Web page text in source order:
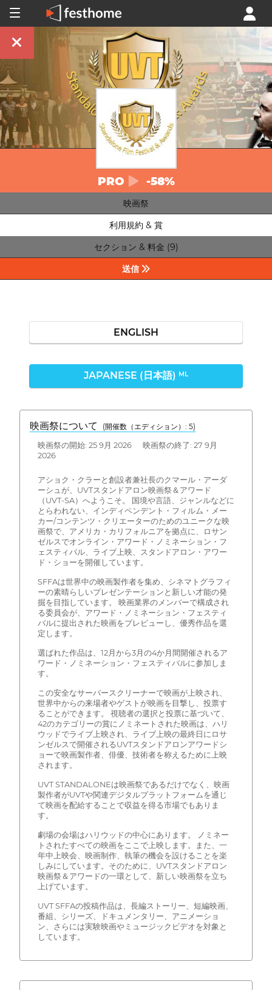
PRO -58%
映画祭
利用規約 & 賞
セクション & 料金 (9)
送信
ENGLISH
JAPANESE (日本語) ML
映画祭について (開催数（エディション）: 5)
映画祭の開始: 25 9月 2026 映画祭の終了: 27 9月
2026
アショク・クラーと創設者兼社長のクマール・アーダ
ーシュが、UVTスタンドアロン映画祭＆アワード
（UVT-SA）へようこそ。 国境や言語、ジャンルなどに
とらわれない、インディペンデント・フィルム・メー
カー/コンテンツ・クリエーターのためのユニークな映
画祭で、アメリカ・カリフォルニアを拠点に、ロサン
ゼルスでオンライン・アワード・ノミネーション・フ
ェスティバル、ライブ上映、スタンドアロン・アワー
ド・ショーを開催しています。
SFFAは世界中の映画製作者を集め、シネマトグラフィ
ーの素晴らしいプレゼンテーションと新しい才能の発
掘を目指しています。 映画業界のメンバーで構成され
る委員会が、アワード・ノミネーション・フェスティ
バルに提出された映画をプレビューし、優秀作品を選
定します。
選ばれた作品は、12月から3月の4か月間開催されるア
ワード・ノミネーション・フェスティバルに参加しま
す。
この安全なサーバースクリーナーで映画が上映され、
世界中からの来場者やゲストが映画を目撃し、投票す
ることができます。 視聴者の選択と投票に基づいて、
42のカテゴリーの賞にノミネートされた映画は、ハリ
ウッドでライブ上映され、ライブ上映の最終日にロサ
ンゼルスで開催されるUVTスタンドアロンアワードシ
ョーで映画製作者、俳優、技術者を称えるために上映
されます。
UVT STANDALONEは映画祭であるだけでなく、映画
製作者がUVTや関連デジタルプラットフォームを通じ
て映画を配給することで収益を得る市場でもありま
す。
劇場の会場はハリウッドの中心にあります。 ノミネー
トされたすべての映画をここで上映します。また、一
年中上映会、映画制作、執筆の機会を設けることを楽
しみにしています。そのために、UVTスタンドアロン
映画祭＆アワードの一環として、新しい映画祭を立ち
上げています。
UVT SFFAの投稿作品は、長編ストーリー、短編映画、
番組、シリーズ、ドキュメンタリー、アニメーショ
ン、さらには実験映画やミュージックビデオを対象と
しています。